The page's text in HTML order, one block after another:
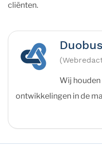
cliënten.
Wij
ontwikkelingen in de